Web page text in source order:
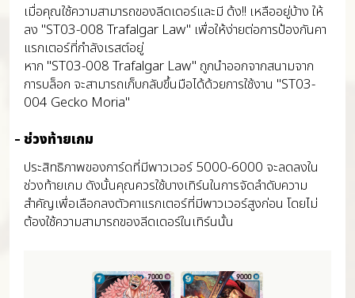
เมื่อคุณใช้ความสามารถของลีดเดอร์และมี ด้ง!! เหลืออยู่บ้าง ให้
ลง "ST03-008 Trafalgar Law" เพื่อให้ง่ายต่อการป้องกันคา
แรกเตอร์ที่กำลังเรสต์อยู่
หาก "ST03-008 Trafalgar Law" ถูกนำออกจากสนามจาก
การบล็อก จะสามารถเก็บกลับขึ้นมือได้ด้วยการใช้งาน "ST03-
004 Gecko Moria"
ช่วงท้ายเกม
ประสิทธิภาพของการ์ดที่มีพาวเวอร์ 5000-6000 จะลดลงใน
ช่วงท้ายเกม ดังนั้นคุณควรใช้บางเทิร์นในการจัดลำดับความ
สำคัญเพื่อเลือกลงตัวคาแรกเตอร์ที่มีพาวเวอร์สูงก่อน โดยไม่
ต้องใช้ความสามารถของลีดเดอร์ในเทิร์นนั้น